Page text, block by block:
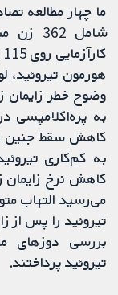
ما چهار مطالعه
شامل
هورمون تیروئید،
به پره‌اکلامپسی
به کم‌کاری
کاهش نرخ زایمان
می‌رسید التهاب
تیروئید را پس از
بررسی دوزهای
تیروئید پرداختند.